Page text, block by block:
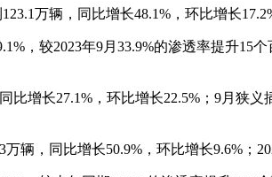
万辆，同比增长48.1%，环比增长
，较2023年9月33.9%的渗透率提升
比增长27.1%，环比增长22.5%；9月狭
辆，同比增长50.9%，环比增长9.6%；